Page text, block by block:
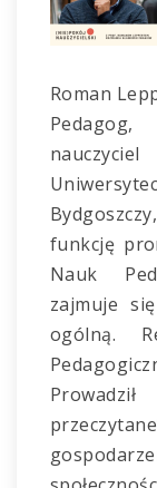
Roman
Pedagog,
funkcję
Nauk
zajmuje
ogólną.